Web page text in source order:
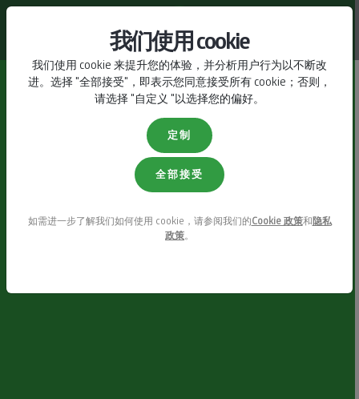
我们使用 cookie
我们使用 cookie 来提升您的体验，并分析用户行为以不断改
进。选择 "全部接受"，即表示您同意接受所有 cookie；否则，
请选择 "自定义 "以选择您的偏好。
定制
全部接受
如需进一步了解我们如何使用 cookie，请参阅我们的Cookie 政策和隐私
政策。